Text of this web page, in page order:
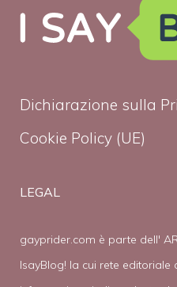
Dichiarazione sulla
Cookie Policy (UE)
LEGAL
gayprider.com è parte dell'
IsayBlog! la cui rete